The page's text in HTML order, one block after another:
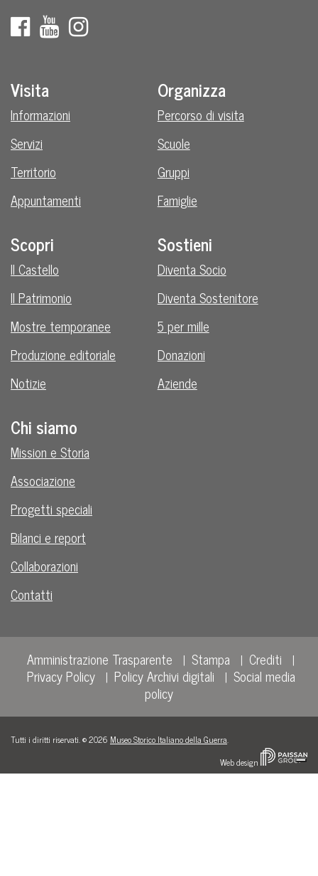
Visita
Informazioni
Servizi
Territorio
Appuntamenti
Organizza
Percorso di visita
Scuole
Gruppi
Famiglie
Scopri
Il Castello
Il Patrimonio
Mostre temporanee
Produzione editoriale
Notizie
Sostieni
Diventa Socio
Diventa Sostenitore
5 per mille
Donazioni
Aziende
Chi siamo
Mission e Storia
Associazione
Progetti speciali
Bilanci e report
Collaborazioni
Contatti
Amministrazione Trasparente Stampa
Crediti
Privacy Policy
Policy Archivi digitali
Social media
policy
Tutti i diritti riservati. © 2026 Museo Storico Italiano della Guerra.
Web design